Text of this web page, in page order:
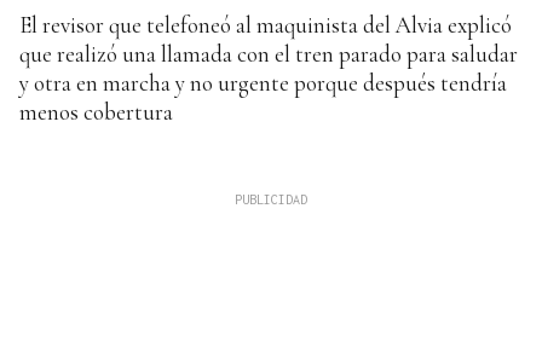
El revisor que telefoneó al maquinista del Alvia explicó
que realizó una llamada con el tren parado para saludar
y otra en marcha y no urgente porque después tendría
menos cobertura